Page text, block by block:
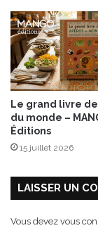
Le grand livre
du monde –
Éditions
15 juillet 2026
LAISSER UN
Vous devez vous